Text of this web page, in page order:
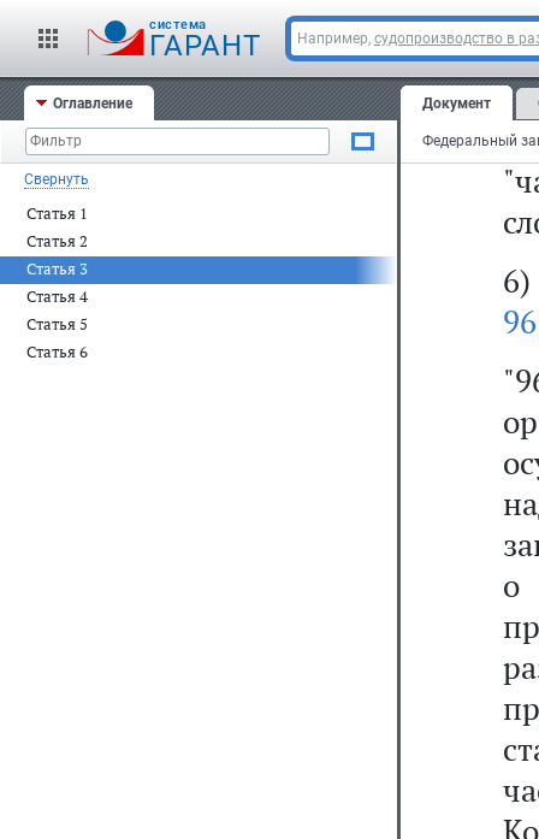
cистема
ГАРАНТ Например, судопроизводство в
Оглавление
Свернуть
Статья 1
Статья 2
Статья 3
Статья 4
Статья 5
Статья 6
Документ
6)
96
о